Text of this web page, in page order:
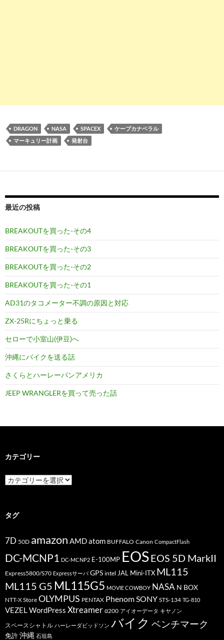
DRAGON NASA SPACEX
ケープカナベラル
マーキュリー計画
発射台
最近の投稿
BREAKOUTを買った-その4
BREAKOUTを買った-その3
BREAKOUTを買った-その2
BREAKOUTを買った-その1
AD31のタコメーター不調の原因と対応
ZX-25Rにちょっと乗る
セローで小室山(伊豆)へ
沖縄にバイクを送る話
さくらとハーレーパンアメリカ
JEEP WRANGLERを買って売った話
カテゴリー
カ
テ
ー
タグ
7D 50D amazon AMDatom BUFFALO Canon CompactFlash
DC-MCNP1 DC-MCNP2 E-100MP EOSEOS 5D MarkII
Express5800/S70 Expressサーバ GPS intel JAL Mini-ITX ML115
ML115 G5 ML115G5 MOVIE COWBOY NASA N BOX
NTT-X Store OLYMPUS PENTAX Phenom SONY STS-134 TG-810
VEZELWordPress Xtreamer α200 アイオーデータ キヤノン
スペースシャトル ハーレーダビッドソン バイク ベンチマーク
免許沖縄 石垣島